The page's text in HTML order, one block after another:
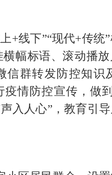
+线下”“现代+传统
幅标语、滚动播
信群转发防控知识
疫情防控宣传，做
入人心”，教育引